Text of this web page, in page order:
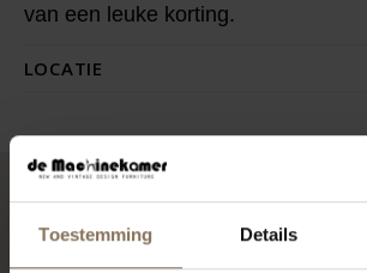
Toestemming Details
van een leuke korting.
LOCATIE
RECENT BEKEKEN